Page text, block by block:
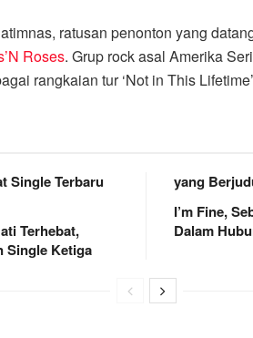
ratusan penonton yang
Roses. Grup rock asal Amerika
rangkaian tur ‘Not in This
Single Terbaru
Terhebat,
Single Ketiga
yang
I’m Fine,
Dalam